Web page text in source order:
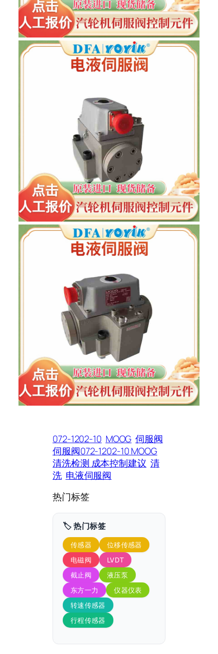
072-1202-10 MOOG 伺服阀
伺服阀072-1202-10 MOOG
清洗检测 成本控制建议 清
洗 电液伺服阀
热门标签
🏷️ 热门标签
传感器
位移传感器
电磁阀
LVDT
截止阀
液压泵
东方一力
仪器仪表
转速传感器
行程传感器